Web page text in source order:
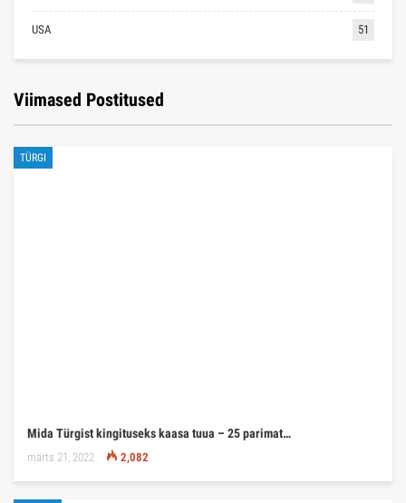
USA 51
Viimased Postitused
TÜRGI
Mida Türgist kingituseks kaasa tuua – 25 parimat…
märts 21, 2022 2,082